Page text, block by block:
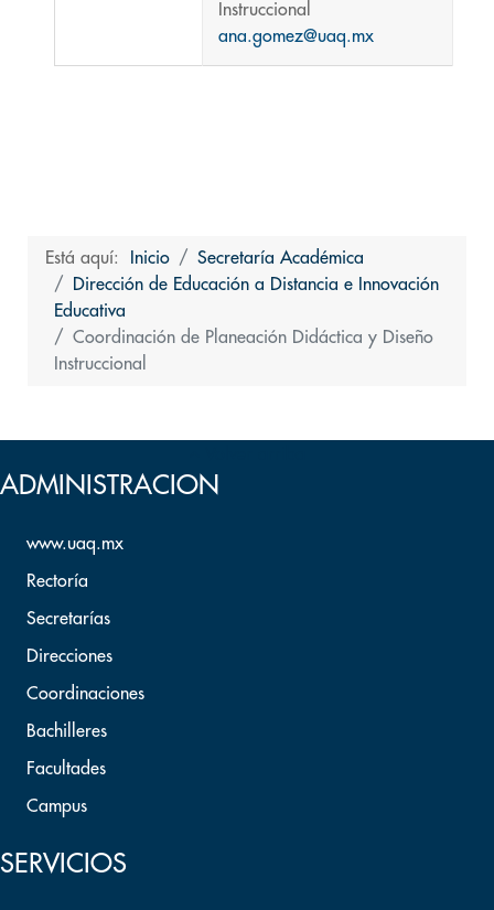
Instruccional
ana.gomez@uaq.mx
Está aquí: Inicio
Secretaría Académica
Dirección de Educación a Distancia e Innovación
Educativa
Coordinación de Planeación Didáctica y Diseño
Instruccional
ADMINISTRACION
www.uaq.mx
Rectoría
Secretarías
Direcciones
Coordinaciones
Bachilleres
Facultades
Campus
SERVICIOS